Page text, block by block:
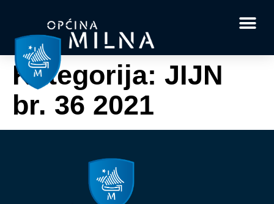
Kategorija: JIJN
br. 36 2021